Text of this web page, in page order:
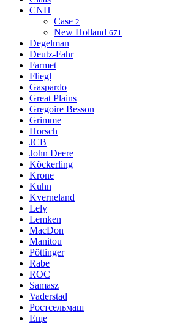
CNH
Case 2
New Holland 671
Degelman
Deutz-Fahr
Farmet
Fliegl
Gaspardo
Great Plains
Gregoire Besson
Grimme
Horsch
JCB
John Deere
Köckerling
Krone
Kuhn
Kverneland
Lely
Lemken
MacDon
Manitou
Pöttinger
Rabe
ROC
Samasz
Vaderstad
Ростсельмаш
Еще